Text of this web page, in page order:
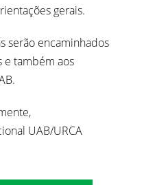
gerais.
serão encaminhados
e também aos
UAB/URCA